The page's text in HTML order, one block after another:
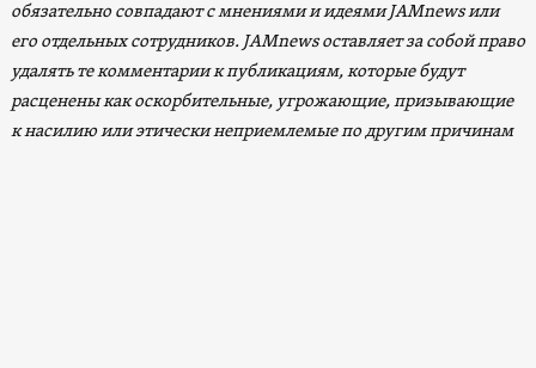
обязательно совпадают с мнениями и идеями JAMnews или
его отдельных сотрудников. JAMnews оставляет за собой право
удалять те комментарии к публикациям, которые будут
расценены как оскорбительные, угрожающие, призывающие
к насилию или этически неприемлемые по другим причинам